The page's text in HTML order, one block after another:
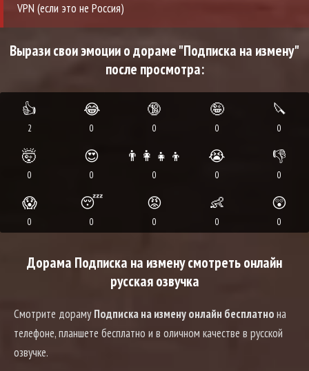
VPN (если это не Россия)
Вырази свои эмоции о дораме "Подписка на измену"
после просмотра:
👍
2
😂
0
🔞
0
🤪
0
🔪
0
🤯
0
😍
0
👨‍👩‍👧‍👦
0
😭
0
👎
0
😱
0
😴
0
😡
0
👶
0
😲
0
Дорама Подписка на измену смотреть онлайн
русская озвучка
Смотрите дорамуПодписка на измену онлайн бесплатнона
телефоне, планшете бесплатно и в оличном качестве в русской
озвучке.